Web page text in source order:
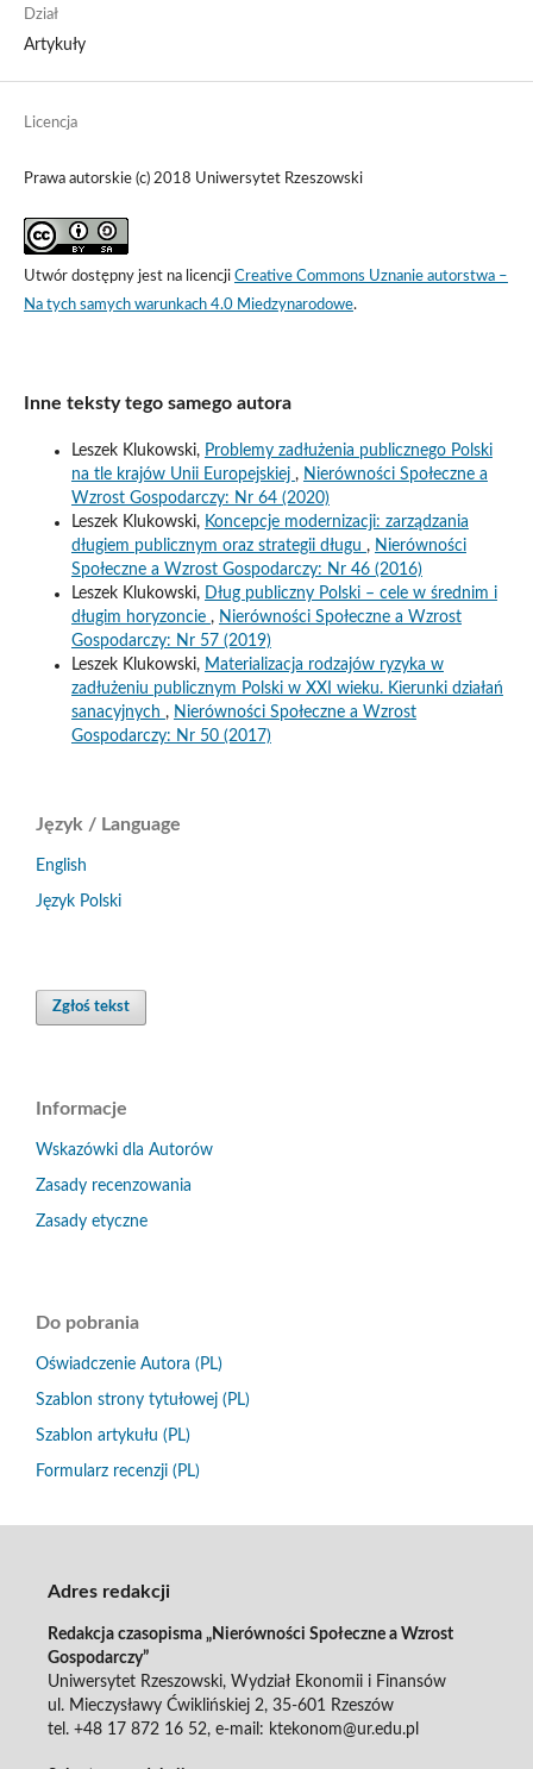
Dział
Artykuły
Licencja
Prawa autorskie (c) 2018 Uniwersytet Rzeszowski
Utwór dostępny jest na licencji Creative Commons Uznanie autorstwa –
Na tych samych warunkach 4.0 Miedzynarodowe.
Inne teksty tego samego autora
Leszek Klukowski, Problemy zadłużenia publicznego Polski
na tle krajów Unii Europejskiej , Nierówności Społeczne a
Wzrost Gospodarczy: Nr 64 (2020)
Leszek Klukowski, Koncepcje modernizacji: zarządzania
długiem publicznym oraz strategii długu , Nierówności
Społeczne a Wzrost Gospodarczy: Nr 46 (2016)
Leszek Klukowski,
Dług publiczny Polski – cele w średnim i
długim horyzoncie , Nierówności Społeczne a Wzrost
Gospodarczy: Nr 57 (2019)
Leszek Klukowski, Materializacja rodzajów ryzyka w
zadłużeniu publicznym Polski w XXI wieku. Kierunki działań
sanacyjnych , Nierówności Społeczne a Wzrost
Gospodarczy: Nr 50 (2017)
Język / Language
English
Język Polski
Zgłoś tekst
Informacje
Wskazówki dla Autorów
Zasady recenzowania
Zasady etyczne
Do pobrania
Oświadczenie Autora (PL)
Szablon strony tytułowej (PL)
Szablon artykułu (PL)
Formularz recenzji (PL)
Adres redakcji
Redakcja czasopisma „Nierówności Społeczne a Wzrost
Gospodarczy”
Uniwersytet Rzeszowski, Wydział Ekonomii i Finansów
ul. Mieczysławy Ćwiklińskiej 2, 35-601 Rzeszów
tel. +48 17 872 16 52, e-mail: ktekonom@ur.edu.pl